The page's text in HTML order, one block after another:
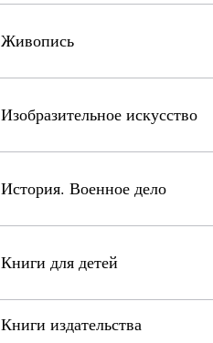
Живопись
Изобразительное искусство
История. Военное дело
Книги для детей
Книги издательства